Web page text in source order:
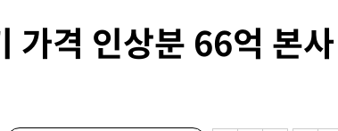
가격 인상분 66억 본사